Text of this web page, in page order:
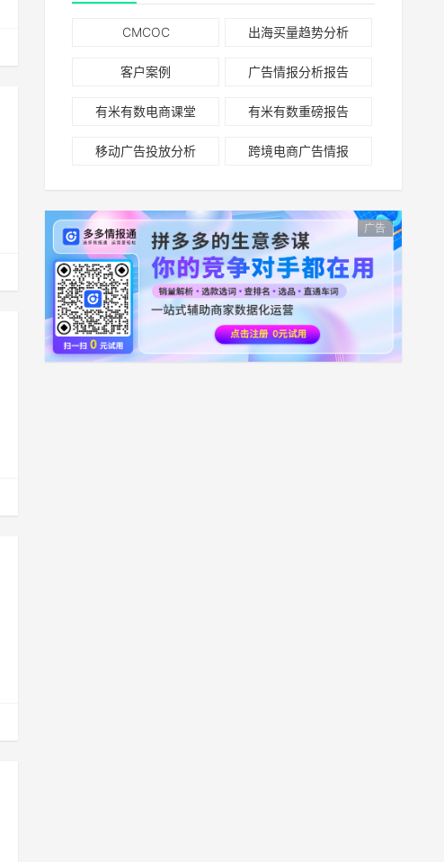
CMCOC 出海买量趋势分析
客户案例 广告情报分析报告
有米有数电商课堂 有米有数重磅报告
移动广告投放分析 跨境电商广告情报
广告